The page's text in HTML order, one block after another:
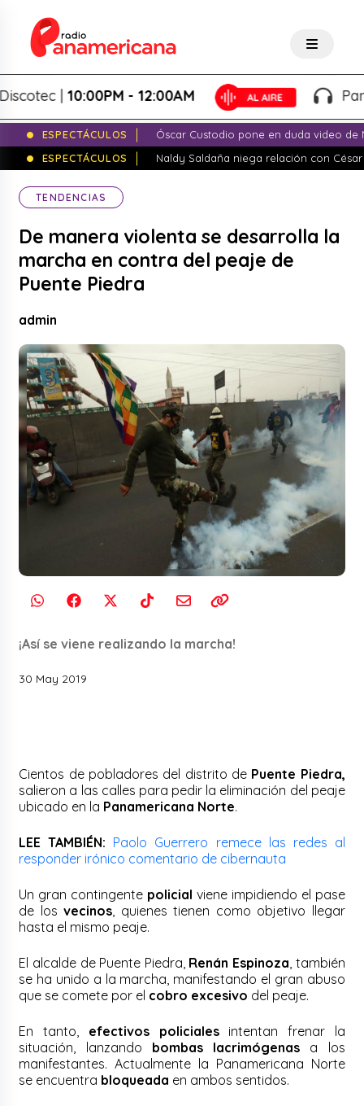
|10:00PM - 12:00AM
ESPECTÁCULOS
Óscar Custodio pone en duda video de
ESPECTÁCULOS
Naldy Saldaña niega relación con
TENDENCIAS
De manera violenta se desarrolla la
marcha en contra del peaje de
Puente Piedra
admin
¡Así se viene realizando la marcha!
30 May 2019
Cientos de pobladores del distrito de Puente Piedra,
salieron a las calles para pedir la eliminación del peaje
ubicado en la Panamericana Norte.
LEE TAMBIÉN: Paolo Guerrero remece las redes al
responder irónico comentario de cibernauta
Un gran contingente policial viene impidiendo el pase
de losvecinos , quienes tienen como objetivo llegar
hasta el mismo peaje.
El alcalde de Puente Piedra, Renán Espinoza , también
se ha unido a la marcha, manifestando el gran abuso
que se comete por el cobro excesivo del peaje.
En tanto, efectivos policialesintentan frenar la
situación, lanzando bombas lacrimógenas a los
manifestantes. Actualmente la Panamericana Norte
se encuentra bloqueada en ambos sentidos.